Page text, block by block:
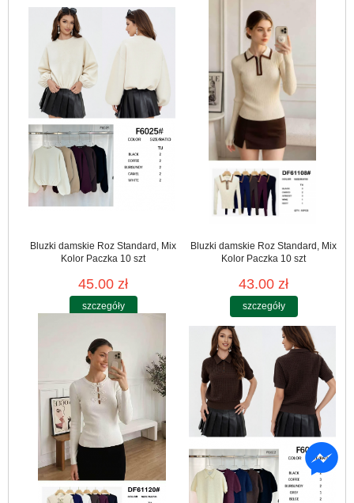
Bluzki damskie Roz Standard, Mix
Kolor Paczka 10 szt
45.00 zł
szczegóły
Bluzki damskie Roz Standard, Mix
Kolor Paczka 10 szt
43.00 zł
szczegóły